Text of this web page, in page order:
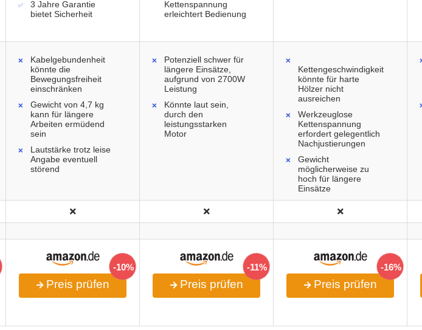
3 Jahre Garantie
bietet Sicherheit
Kettenspannung
erleichtert Bedienung
Kabelgebundenheit
könnte die
Bewegungsfreiheit
einschränken
Gewicht von 4,7 kg
kann für längere
Arbeiten ermüdend
sein
Lautstärke trotz leise
Angabe eventuell
störend
Potenziell schwer für
längere Einsätze,
aufgrund von 2700W
Leistung
Könnte laut sein,
durch den
leistungsstarken
Motor
Kettengeschwindigkeit
könnte für harte
Hölzer nicht
ausreichen
Werkzeuglose
Kettenspannung
erfordert gelegentlich
Nachjustierungen
Gewicht
möglicherweise zu
hoch für längere
Einsätze
-10%
Preis prüfen
-11%
Preis prüfen
-16%
Preis prüfen